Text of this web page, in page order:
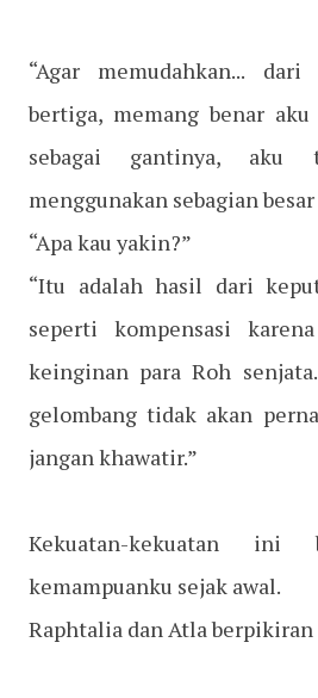
“Agar memudahkan...
bertiga, memang benar
sebagai gantinya, aku
menggunakan sebagian
“Apa kau yakin?”
“Itu adalah hasil dari
seperti kompensasi
keinginan para Roh
gelombang tidak akan
jangan khawatir.”
Kekuatan-kekuatan
kemampuanku sejak awal.
Raphtalia dan Atla berpikiran